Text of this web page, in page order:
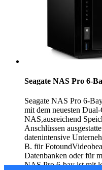
Seagate NAS Pro 6-
Seagate NAS Pro 6-
mit dem neuesten
NAS,ausreichend
Anschlüssen
datenintensive
B. für
Datenbanken oder für
NAS Pro 6-bay ist mit